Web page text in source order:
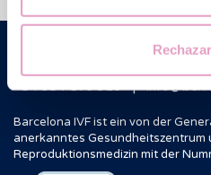
+34 934 176 916
|
Barcelona IVF ist ein von der
anerkanntes Gesundheitszentrum
Reproduktionsmedizin mit der